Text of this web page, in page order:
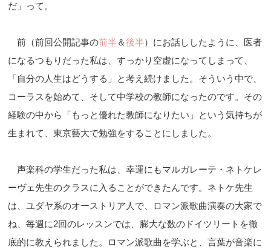
だ」って。
前（前回公開記事の前半＆後半）にお話ししたように、医者
になるつもりだった私は、すっかり空虚になってしまって、
「自分の人生はどうする」と考え続けました。そういう中で、
コーラスを始めて、そして中学校の教師になったのです。その
経験の中から「もっと優れた教師になりたい」という気持ちが
生まれて、東京藝大で勉強をすることにしました。
声楽科の学生だった私は、幸運にもマルガレーテ・ネトケレ
ーヴェ先生のクラスに入ることができたんです。ネトケ先生
は、ユダヤ系のオーストリア人で、ロマン派歌曲演奏の大家で
ね、毎週に2回のレッスンでは、膨大な数のドイツリートを徹
底的に教えられました。ロマン派歌曲を学ぶと、言葉が音楽に